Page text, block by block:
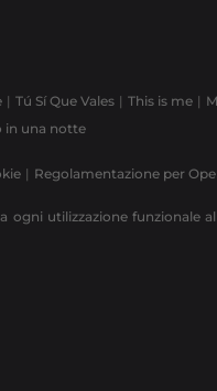
Tú Sí Que Vales This is me
in una notte
Regolamentazione per
utilizzazione funzionale